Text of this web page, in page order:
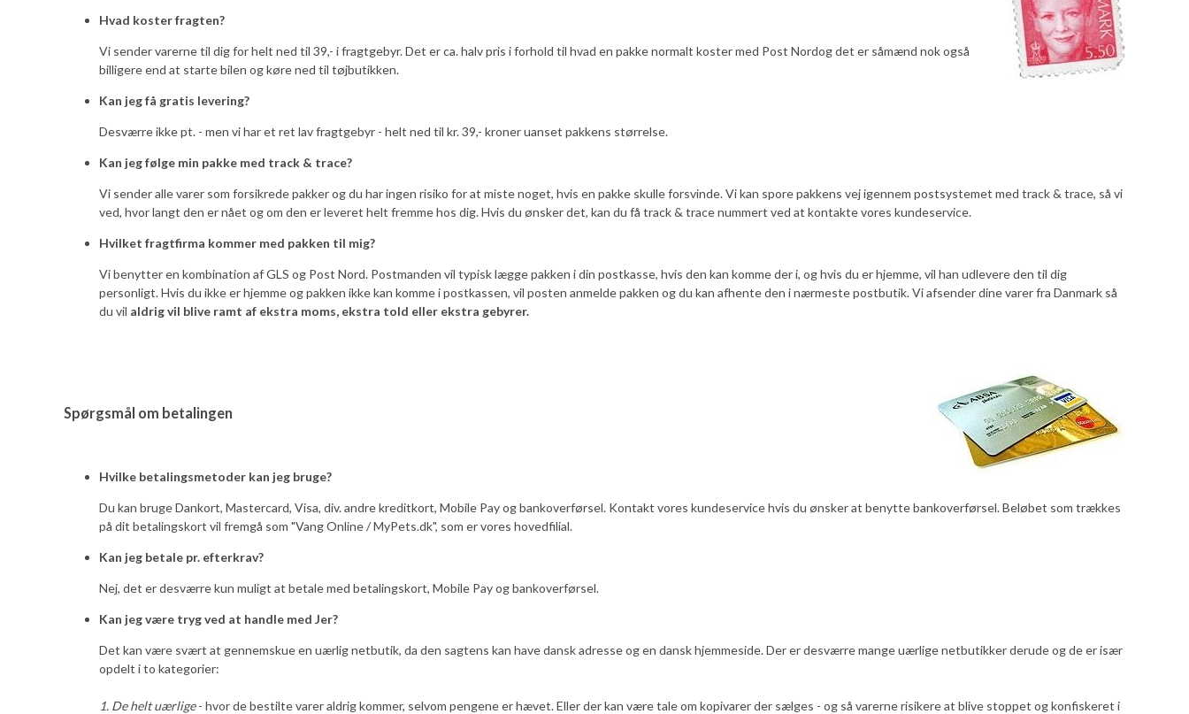
Hvad koster fragten?
Vi sender varerne til dig for helt ned til 39,- i fragtgebyr. Det er ca. halv pris i forhold til hvad en pakke normalt koster med Post Nordog det er såmænd nok også
billigere end at starte bilen og køre ned til tøjbutikken.
Kan jeg få gratis levering?
Desværre ikke pt. - men vi har et ret lav fragtgebyr - helt ned til kr. 39,- kroner uanset pakkens størrelse.
Kan jeg følge min pakke med track & trace?
Vi sender alle varer som forsikrede pakker og du har ingen risiko for at miste noget, hvis en pakke skulle forsvinde. Vi kan spore pakkens vej igennem postsystemet med track & trace, så vi
ved, hvor langt den er nået og om den er leveret helt fremme hos dig. Hvis du ønsker det, kan du få track & trace nummert ved at kontakte vores kundeservice.
Hvilket fragtfirma kommer med pakken til mig?
Vi benytter en kombination af GLS og Post Nord. Postmanden vil typisk lægge pakken i din postkasse, hvis den kan komme der i, og hvis du er hjemme, vil han udlevere den til dig
personligt. Hvis du ikke er hjemme og pakken ikke kan komme i postkassen, vil posten anmelde pakken og du kan afhente den i nærmeste postbutik. Vi afsender dine varer fra Danmark så
du vil aldrig vil blive ramt af ekstra moms, ekstra told eller ekstra gebyrer.
Spørgsmål om betalingen
Hvilke betalingsmetoder kan jeg bruge?
Du kan bruge Dankort, Mastercard, Visa, div. andre kreditkort, Mobile Pay og bankoverførsel. Kontakt vores kundeservice hvis du ønsker at benytte bankoverførsel. Beløbet som trækkes
på dit betalingskort vil fremgå som "Vang Online / MyPets.dk", som er vores hovedfilial.
Kan jeg betale pr. efterkrav?
Nej, det er desværre kun muligt at betale med betalingskort, Mobile Pay og bankoverførsel.
Kan jeg være tryg ved at handle med Jer?
Det kan være svært at gennemskue en uærlig netbutik, da den sagtens kan have dansk adresse og en dansk hjemmeside. Der er desværre mange uærlige netbutikker derude og de er især
opdelt i to kategorier:
1. De helt uærlige- hvor de bestilte varer aldrig kommer, selvom pengene er hævet. Eller der kan være tale om kopivarer der sælges - og så varerne risikere at blive stoppet og konfiskeret i